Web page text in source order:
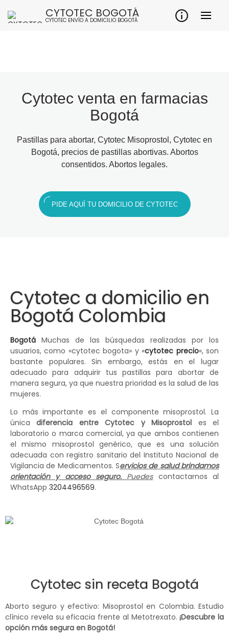
CYTOTEC BOGOTÁ
CYTOTEC ENVÍO A DOMICILIO BOGOTÁ
Cytotec venta en farmacias
Bogotá
Pastillas para abortar, Cytotec Misoprostol, Cytotec en
Bogotá, precios de pastillas abortivas. Abortos
consentidos. Abortos legales.
PIDE AQUÍ TU DOMICILIO DE CYTOTEC
Cytotec a domicilio en
Bogotá Colombia
Bogotá Muchas de las búsquedas realizadas por los
usuarios, como «cytotec bogota» y «cytotec precio«, son
bastante populares. Sin embargo, estás en el lugar
adecuado para adquirir tus pastillas para abortar de
manera segura, ya que nuestra prioridad es la salud de las
mujeres.
Lo más importante es el componente misoprostol. La
únicadiferencia entre Cytotec y Misoprostol es el
laboratorio o marca comercial, ya que ambos contienen
el mismo misoprostol genérico, que es una solución
adecuada con registro sanitario del Instituto Nacional de
Vigilancia de Medicamentos. Servicios de salud brindamos
orientación y acceso seguro. Puedescontactarnos al
WhatsApp 3204496569.
Cytotec sin receta Bogotá
Aborto seguro y efectivo: Misoprostol en Colombia. Estudio
clínico revela su eficacia frente al Metotrexato.¡Descubre la
opción más segura en Bogotá!